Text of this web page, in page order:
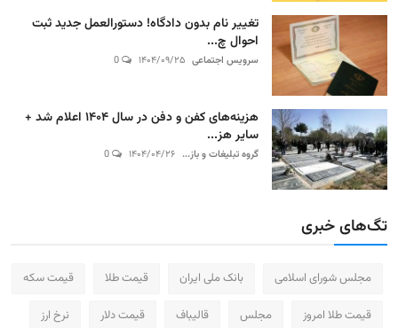
تغییر نام بدون دادگاه! دستورالعمل جدید ثبت
احوال چ...
سرویس اجتماعی ۱۴۰۴/۰۹/۲۵
هزینه‌های کفن و دفن در سال ۱۴۰۴ اعلام شد +
سایر هز...
گروه تبلیغات و باز... ۱۴۰۴/۰۴/۲۶
تگ‌های خبری
مجلس شورای اسلامی بانک ملی ایران قیمت طلا قیمت سکه
قیمت طلا امروز مجلس قالیباف قیمت دلار نرخ ارز